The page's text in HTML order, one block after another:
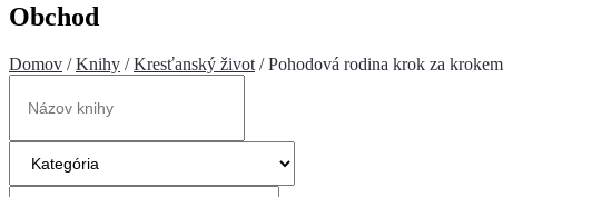
Obchod
Domov /Knihy /Kresťanský život / Pohodová rodina krok za krokem